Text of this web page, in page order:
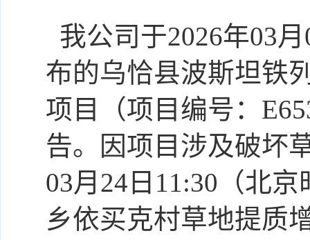
我公司于2026年03月
布的乌恰县波斯坦铁
项目（项目编号：
告。
因项目 涉及破坏
03月 24 日 11:30（北京
乡依买克村草地提质